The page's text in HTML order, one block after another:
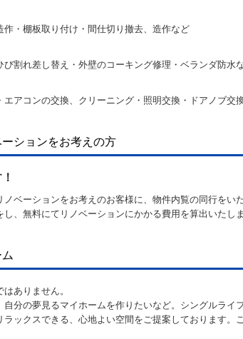
・棚板取り付け・間仕切り撤去、造作など
割れ差し替え・外壁のコーキング修理・ベランダ防水
アコンの交換、クリーニング・照明交換・ドアノブ交
ションをお考えの方
ベーションをお考えのお客様に、物件内覧の同行をいた
、無料にてリノベーションにかかる費用を算出いた
ありません。
分の夢見るマイホームを作りたいなど。シングルラ
ックスできる、心地よい空間をご提案しております